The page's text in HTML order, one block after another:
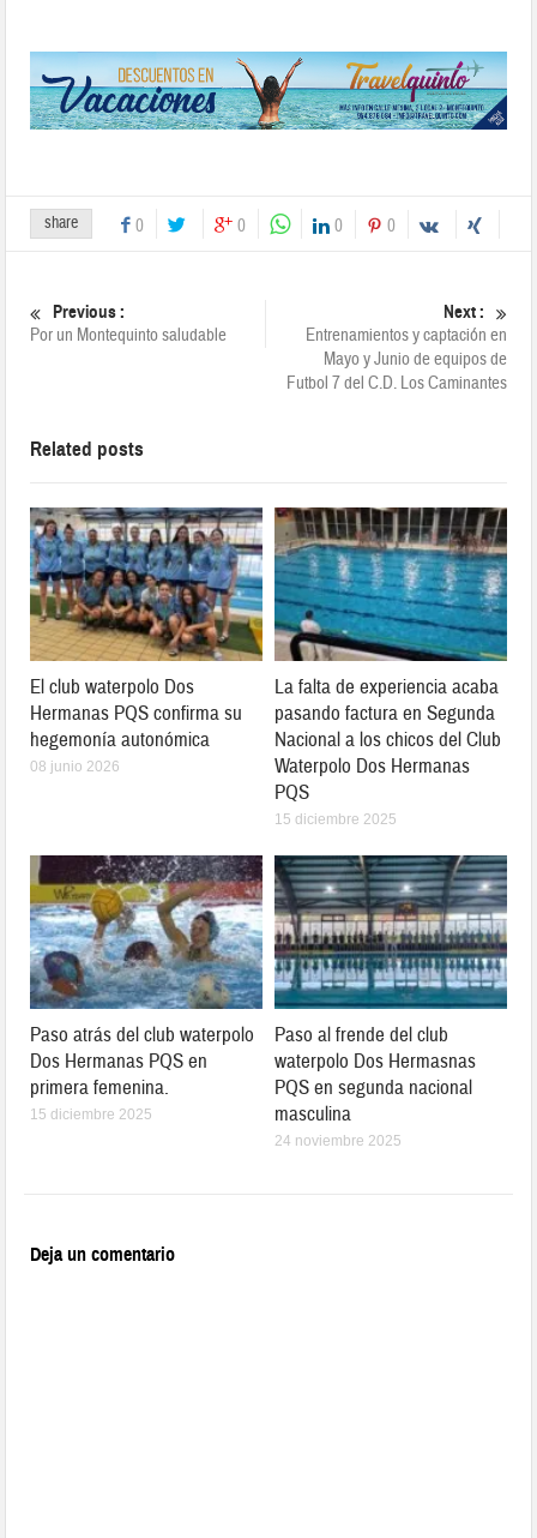
share 0 0 0 0
Previous :
Por un Montequinto saludable
Next :
Entrenamientos y captación en
Mayo y Junio de equipos de
Futbol 7 del C.D. Los Caminantes
Related posts
El club waterpolo Dos
Hermanas PQS confirma su
hegemonía autonómica
08 junio 2026
La falta de experiencia acaba
pasando factura en Segunda
Nacional a los chicos del Club
Waterpolo Dos Hermanas
PQS
15 diciembre 2025
Paso atrás del club waterpolo
Dos Hermanas PQS en
primera femenina.
15 diciembre 2025
Paso al frende del club
waterpolo Dos Hermasnas
PQS en segunda nacional
masculina
24 noviembre 2025
Deja un comentario